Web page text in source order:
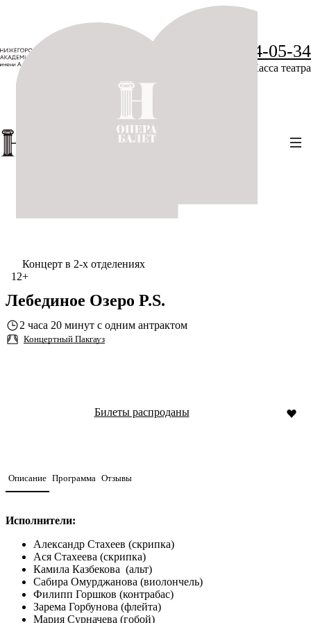
+7 (831) 234-05-34
Касса театра
Концерт в 2-х отделениях
12+
Лебединое Озеро P.S.
2 часа 20 минут с одним антрактом
Концертный Пакгауз
Билеты распроданы
Описание Программа Отзывы
Исполнители:
Александр Стахеев (скрипка)
Ася Стахеева (скрипка)
Камила Казбекова (альт)
Сабира Омурджанова (виолончель)
Филипп Горшков (контрабас)
Зарема Горбунова (флейта)
Мария Сурначева (гобой)